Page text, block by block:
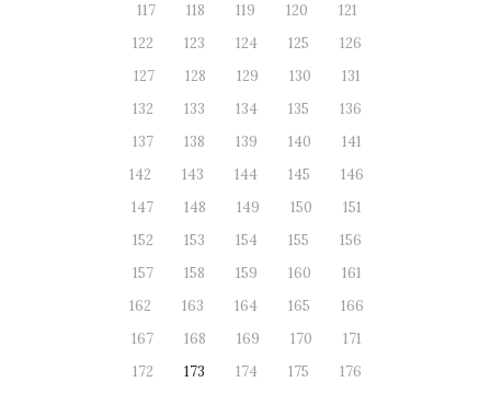
117
118 119 120
121
122
123 124 125
126
127
128 129 130
131
132
133 134 135
136
137
138 139 140
141
142
143 144 145
146
147
148 149 150
151
152
153 154 155
156
157
158 159 160
161
162
163 164 165
166
167
168 169 170
171
172
173 174 175
176